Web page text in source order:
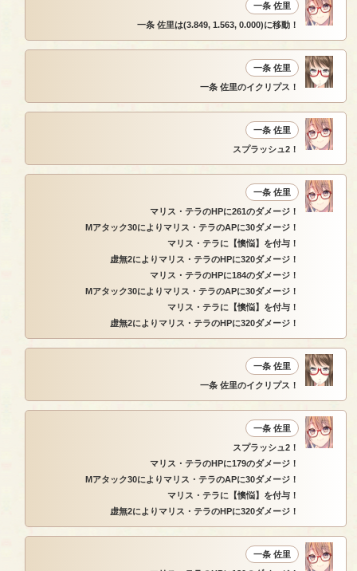
一条 佐里
一条 佐里は(3.849, 1.563, 0.000)に移動！
一条 佐里
一条 佐里のイクリプス！
一条 佐里
スプラッシュ2！
一条 佐里
マリス・テラのHPに261のダメージ！
Mアタック30によりマリス・テラのAPに30ダメージ！
マリス・テラに【懊悩】を付与！
虚無2によりマリス・テラのHPに320ダメージ！
マリス・テラのHPに184のダメージ！
Mアタック30によりマリス・テラのAPに30ダメージ！
マリス・テラに【懊悩】を付与！
虚無2によりマリス・テラのHPに320ダメージ！
一条 佐里
一条 佐里のイクリプス！
一条 佐里
スプラッシュ2！
マリス・テラのHPに179のダメージ！
Mアタック30によりマリス・テラのAPに30ダメージ！
マリス・テラに【懊悩】を付与！
虚無2によりマリス・テラのHPに320ダメージ！
一条 佐里